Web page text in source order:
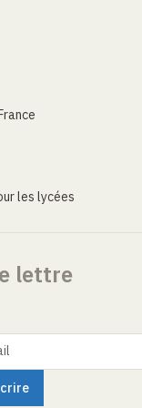
les lycées
lettre